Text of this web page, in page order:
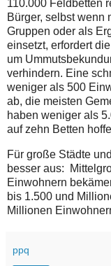
110.000 Feldbetten
Bürger, selbst wenn
Gruppen oder als
einsetzt, erfordert
um
verhindern. Eine
weniger als 500
ab, die meisten
haben weniger als
auf zehn Betten
Für große Städte
besser aus:
Einwohnern
bis 1.500 und
Millionen
ppq